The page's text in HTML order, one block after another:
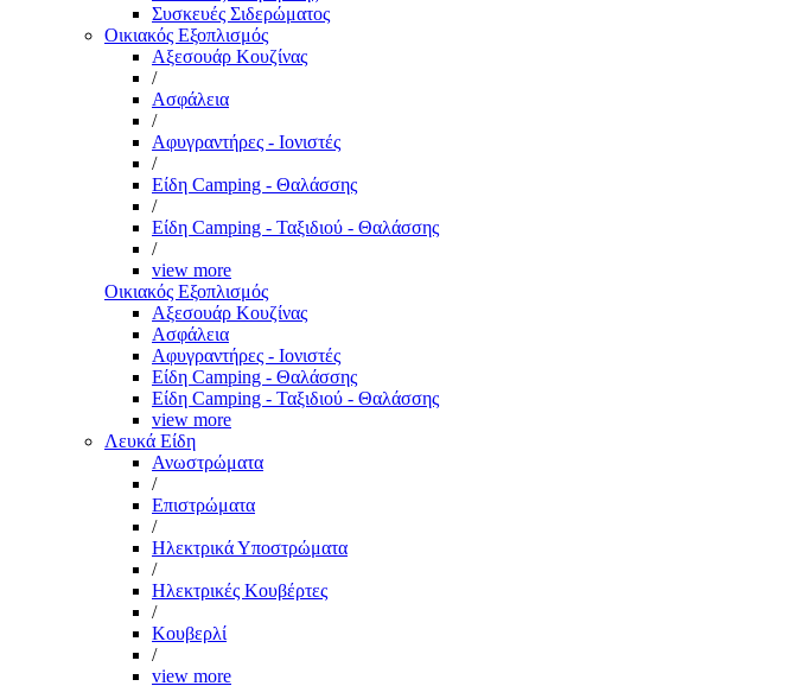
Συσκευές Σιδερώματος
Οικιακός Εξοπλισμός
Αξεσουάρ Κουζίνας
/
Ασφάλεια
/
Αφυγραντήρες - Ιονιστές
/
Είδη Camping - Θαλάσσης
/
Είδη Camping - Ταξιδιού - Θαλάσσης
/
view more
Οικιακός Εξοπλισμός
Αξεσουάρ Κουζίνας
Ασφάλεια
Αφυγραντήρες - Ιονιστές
Είδη Camping - Θαλάσσης
Είδη Camping - Ταξιδιού - Θαλάσσης
view more
Λευκά Είδη
Ανωστρώματα
/
Επιστρώματα
/
Ηλεκτρικά Υποστρώματα
/
Ηλεκτρικές Κουβέρτες
/
Κουβερλί
/
view more